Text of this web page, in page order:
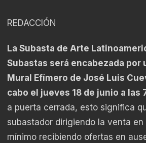
REDACCIÓN
La Subasta de Arte
Subastas será encabezada por
Mural Efímero de José Luis
cabo el jueves 18 de junio a las
a puerta cerrada, esto significa
subastador dirigiendo la venta en
mínimo recibiendo ofertas en